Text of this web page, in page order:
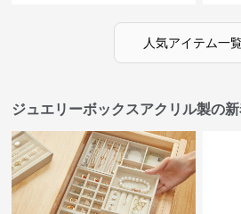
人気アイテム一
ジュエリーボックスアクリル製の